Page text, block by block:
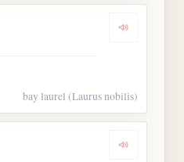
Dengarkan
bay laurel (Laurus nobilis)
Dengarkan